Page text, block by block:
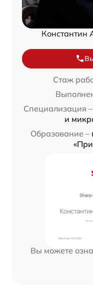
Константин
Стаж
Специализация –
и
Образование –
Вы можете